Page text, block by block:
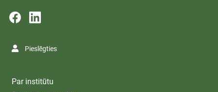
Pieslēgties
Par institūtu